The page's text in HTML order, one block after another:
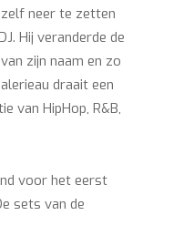
neer te zetten
Hij veranderde de
zijn naam en zo
draait een
van HipHop, R&B,
voor het eerst
sets van de
vormen een